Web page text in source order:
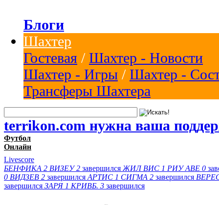
Блоги
Шахтер
Гостевая / Шахтер - Новости
Шахтер - Игры / Шахтер -
Трансферы Шахтера
terrikon.com нужна ваша
Футбол
Онлайн
Livescore
БЕНФИКА 2 ВИЗЕУ 2 завершился ЖИЛ ВИС 1 РИУ АВЕ 0
0 ВИДЗЕВ 2 завершился АРТИС 1 СИГМА 2 завершился
завершился ЗАРЯ 1 КРИВБ. 3 завершился